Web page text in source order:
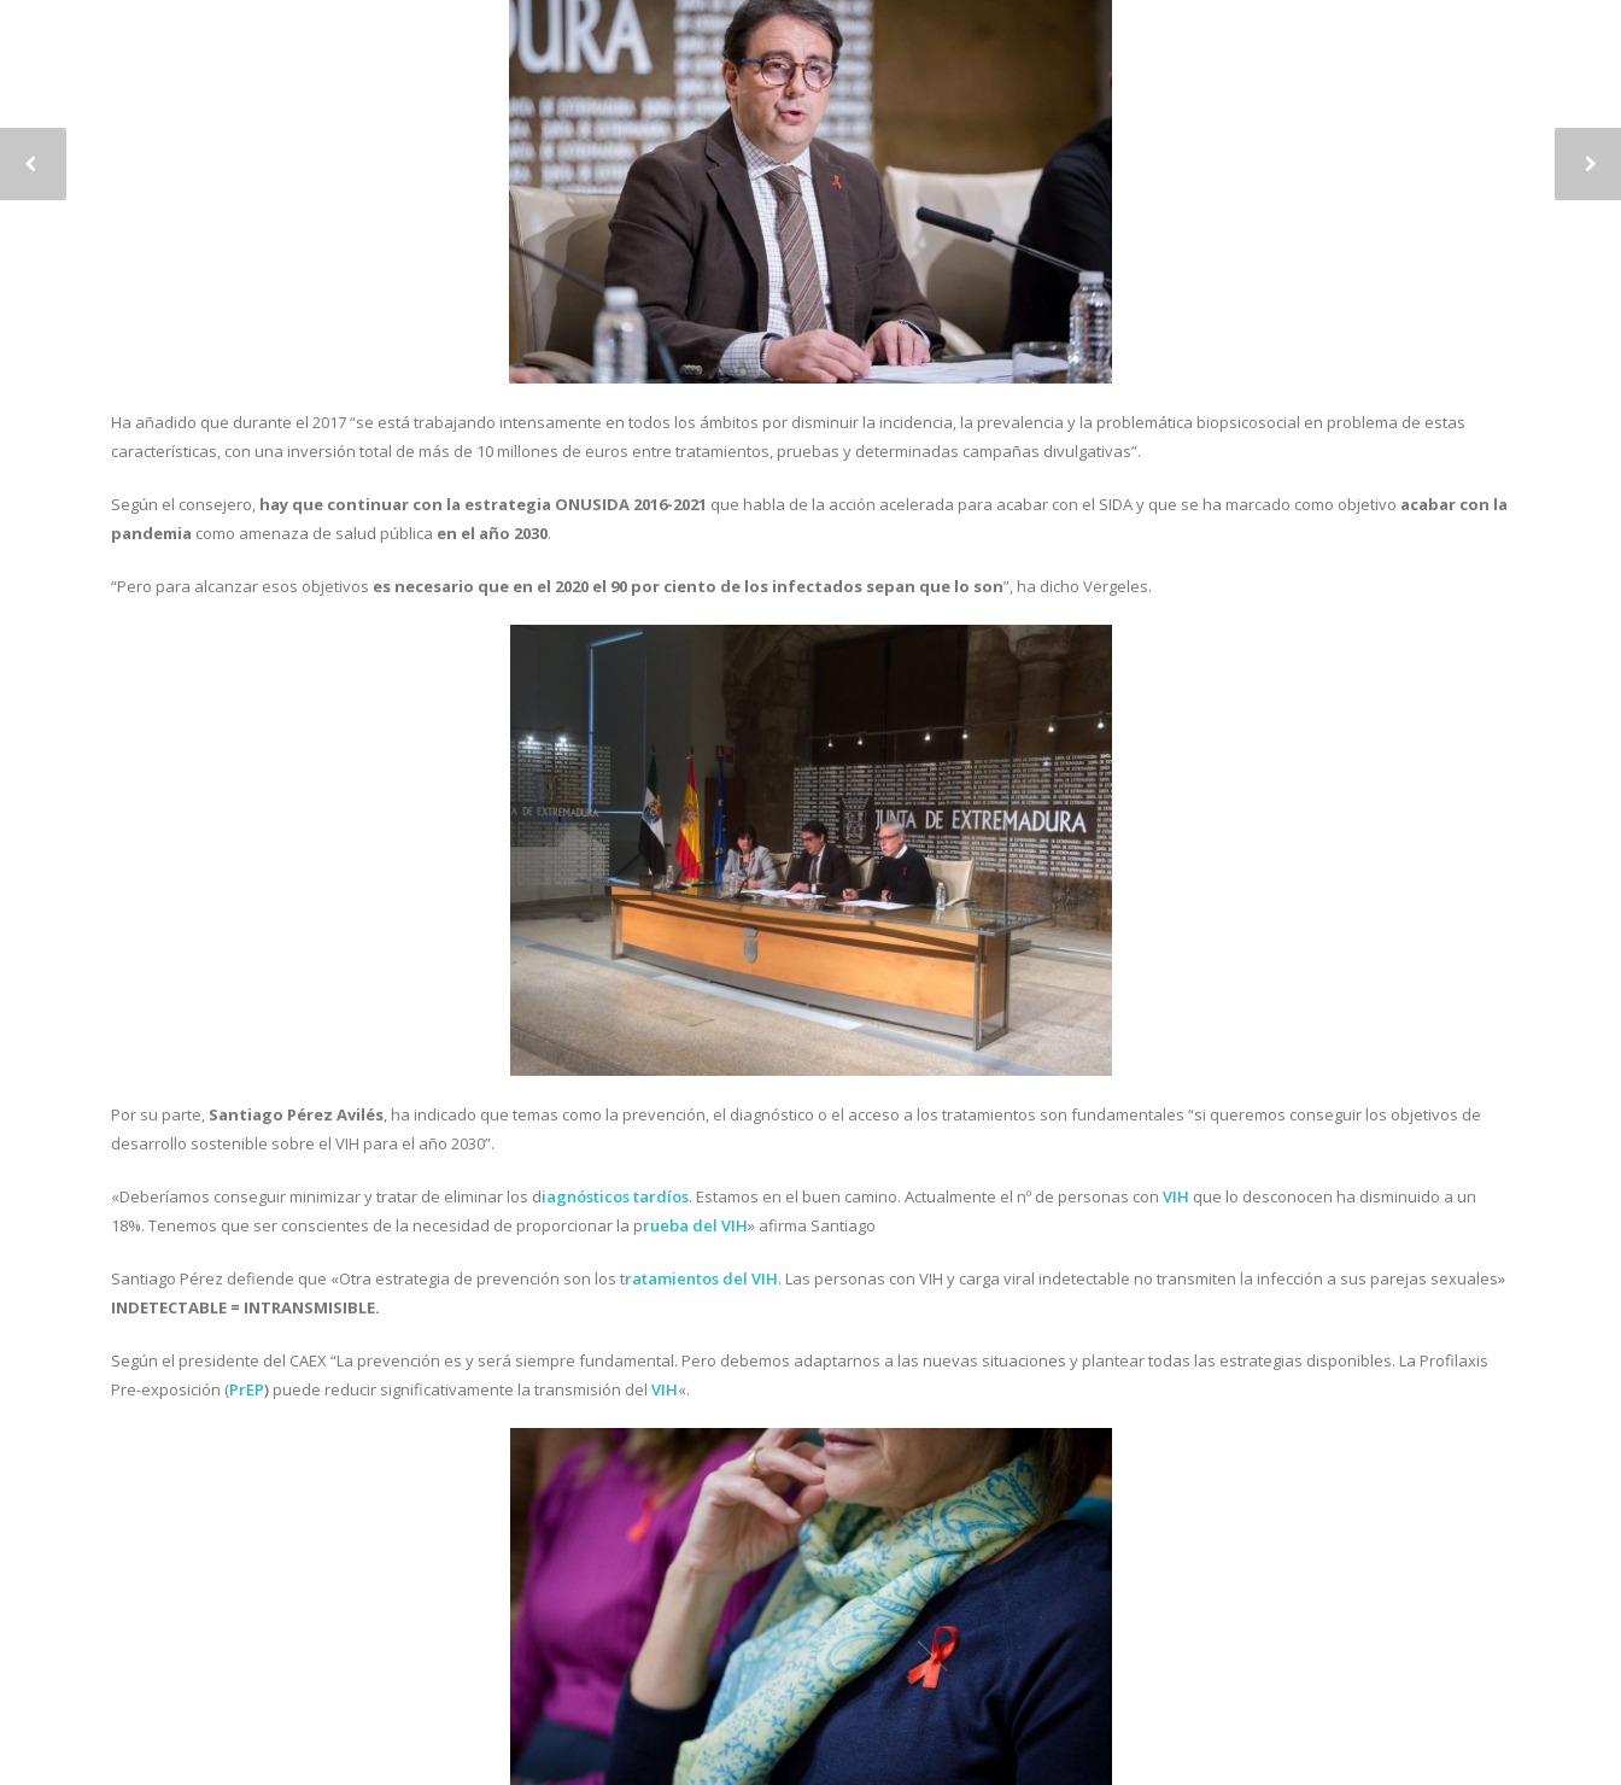
Ha añadido que durante el 2017 “se está trabajando intensamente en todos los ámbitos por disminuir la incidencia, la prevalencia y la problemática biopsicosocial en problema de estas
características, con una inversión total de más de 10 millones de euros entre tratamientos, pruebas y determinadas campañas divulgativas”.
Según el consejero, hay que continuar con la estrategia ONUSIDA 2016-2021 que habla de la acción acelerada para acabar con el SIDA y que se ha marcado como objetivo acabar con la
pandemia como amenaza de salud pública en el año 2030.
“Pero para alcanzar esos objetivos es necesario que en el 2020 el 90 por ciento de los infectados sepan que lo son”, ha dicho Vergeles.
Por su parte, Santiago Pérez Avilés, ha indicado que temas como la prevención, el diagnóstico o el acceso a los tratamientos son fundamentales “si queremos conseguir los objetivos de
desarrollo sostenible sobre el VIH para el año 2030”.
«Deberíamos conseguir minimizar y tratar de eliminar los diagnósticos tardíos. Estamos en el buen camino. Actualmente el nº de personas con VIH que lo desconocen ha disminuido a un
18%. Tenemos que ser conscientes de la necesidad de proporcionar la prueba del VIH» afirma Santiago
Santiago Pérez defiende que «Otra estrategia de prevención son los tratamientos del VIH. Las personas con VIH y carga viral indetectable no transmiten la infección a sus parejas sexuales»
INDETECTABLE = INTRANSMISIBLE.
Según el presidente del CAEX “La prevención es y será siempre fundamental. Pero debemos adaptarnos a las nuevas situaciones y plantear todas las estrategias disponibles. La Profilaxis
Pre-exposición (PrEP) puede reducir significativamente la transmisión del VIH«.